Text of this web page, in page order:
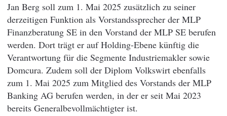
Jan Berg soll zum 1. Mai 2025 zusätzlich zu seiner
derzeitigen Funktion als Vorstandssprecher der MLP
Finanzberatung SE in den Vorstand der MLP SE berufen
werden. Dort trägt er auf Holding-Ebene künftig die
Verantwortung für die Segmente Industriemakler sowie
Domcura. Zudem soll der Diplom Volkswirt ebenfalls
zum 1. Mai 2025 zum Mitglied des Vorstands der MLP
Banking AG berufen werden, in der er seit Mai 2023
bereits Generalbevollmächtigter ist.